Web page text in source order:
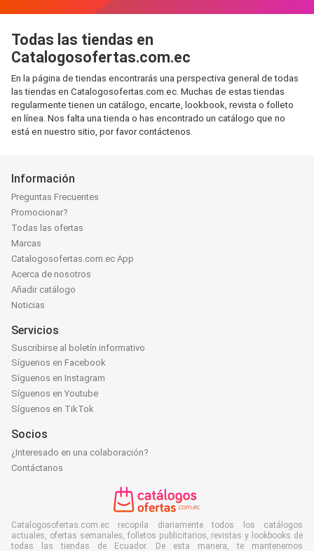
Todas las tiendas en
Catalogosofertas.com.ec
En la página de tiendas encontrarás una perspectiva general de todas
las tiendas en Catalogosofertas.com.ec. Muchas de estas tiendas
regularmente tienen un catálogo, encarte, lookbook, revista o folleto
en línea. Nos falta una tienda o has encontrado un catálogo que no
está en nuestro sitio, por favor contáctenos.
Información
Preguntas Frecuentes
Promocionar?
Todas las ofertas
Marcas
Catalogosofertas.com.ec App
Acerca de nosotros
Añadir catálogo
Noticias
Servicios
Suscribirse al boletín informativo
Síguenos en Facebook
Síguenos en Instagram
Síguenos en Youtube
Síguenos en TikTok
Socios
¿Interesado en una colaboración?
Contáctanos
Catalogosofertas.com.ec recopila diariamente todos los catálogos
actuales, ofertas semanales, folletos publicitarios, revistas y lookbooks de
todas las tiendas de Ecuador. De esta manera, te mantenemos